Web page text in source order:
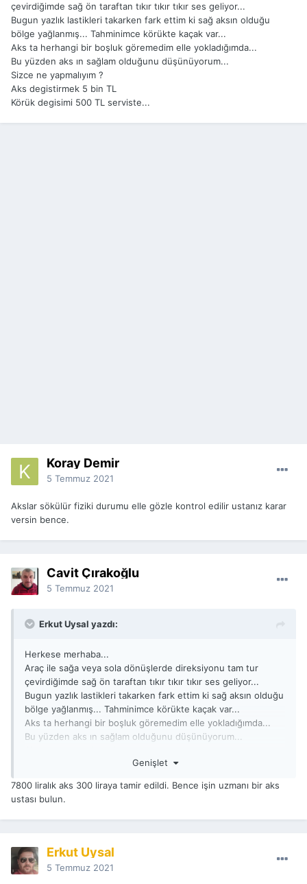
çevirdiğimde sağ ön taraftan tıkır tıkır tıkır ses geliyor...
Bugun yazlık lastikleri takarken fark ettim ki sağ aksın olduğu
bölge yağlanmış... Tahminimce körükte kaçak var...
Aks ta herhangi bir boşluk göremedim elle yokladığımda...
Bu yüzden aks ın sağlam olduğunu düşünüyorum...
Sizce ne yapmalıyım ?
Aks degistirmek 5 bin TL
Körük degisimi 500 TL serviste...
Koray Demir
5 Temmuz 2021
Akslar sökülür fiziki durumu elle gözle kontrol edilir ustanız karar
versin bence.
Cavit Çırakoğlu
5 Temmuz 2021
Erkut Uysal yazdı:
Herkese merhaba...
Araç ile sağa veya sola dönüşlerde direksiyonu tam tur
çevirdiğimde sağ ön taraftan tıkır tıkır tıkır ses geliyor...
Bugun yazlık lastikleri takarken fark ettim ki sağ aksın olduğu
bölge yağlanmış... Tahminimce körükte kaçak var...
Aks ta herhangi bir boşluk göremedim elle yokladığımda...
Bu yüzden aks ın sağlam olduğunu düşünüyorum...
Aks degistirmek 5 bin TLGenişlet
7800 liralık aks 300 liraya tamir edildi. Bence işin uzmanı bir aks
ustası bulun.
Erkut Uysal
5 Temmuz 2021